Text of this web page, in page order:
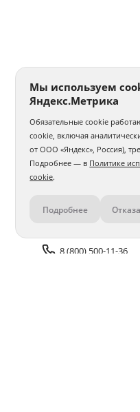
Контакты
8 (800) 500-11-36
Мы используем
Яндекс.Метрика
Обязательные cookie
cookie, включая
от ООО «Яндекс», Россия),
Подробнее — в Политике
cookie.
Подробнее